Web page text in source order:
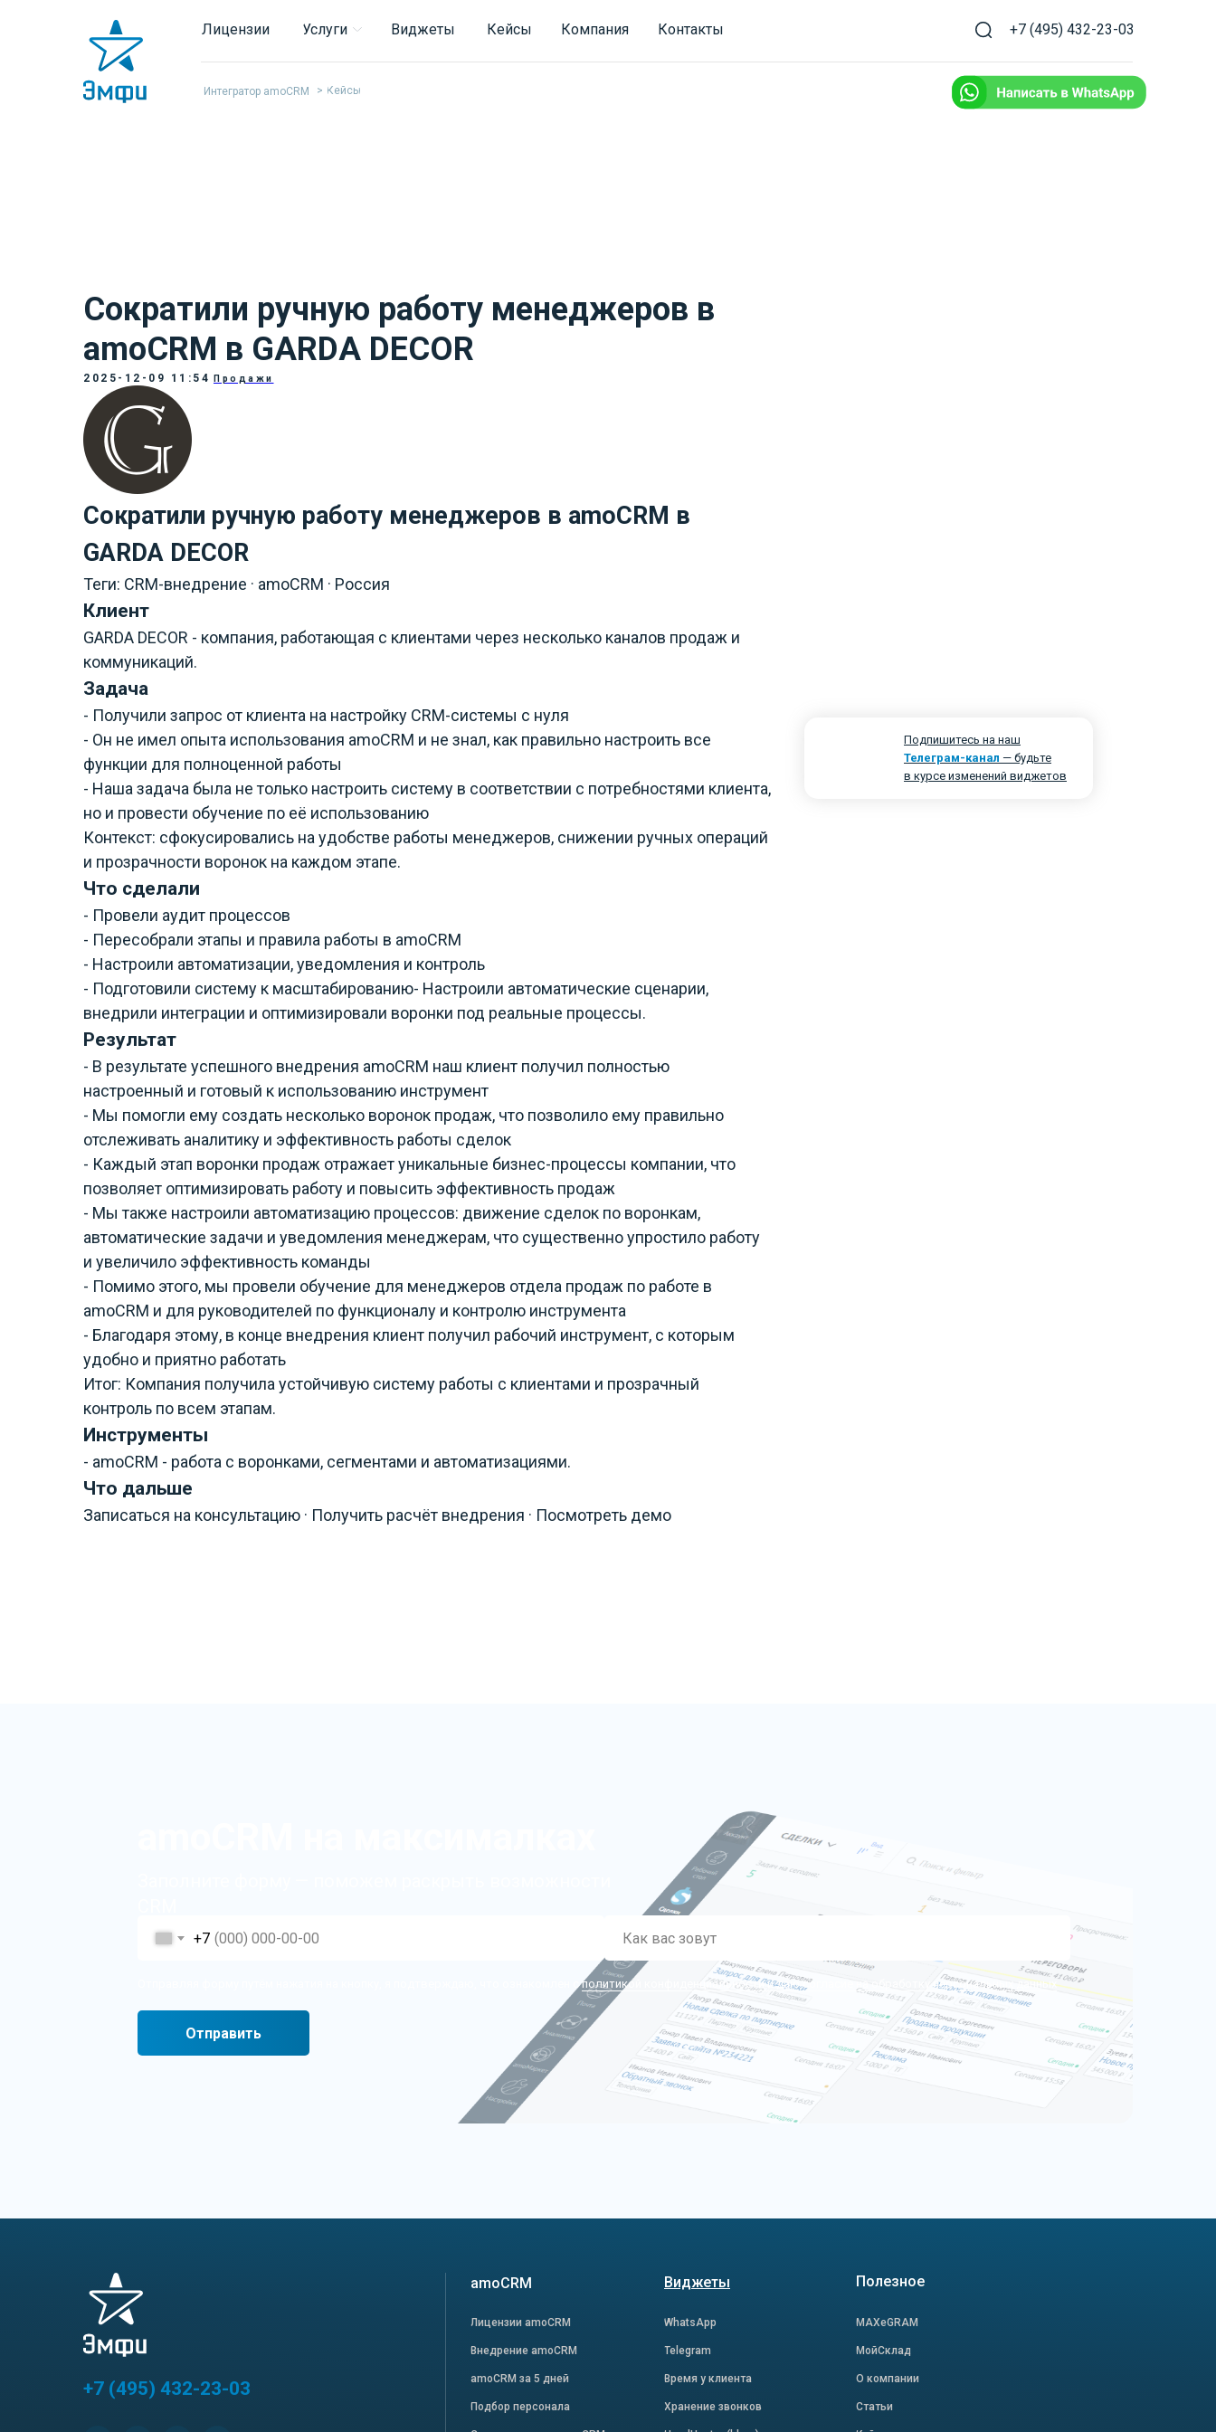
+7 (495) 432-23-03
Контакты
Компания
Кейсы
Виджеты
Услуги
Лицензии
Интегратор amoCRM > Кейсы
Подпишитесь на наш
Телеграм-канал — будьте
в курсе изменений виджетов
Сократили ручную работу менеджеров в
amoCRM в GARDA DECOR
2025-12-09 11:54 Продажи
Сократили ручную работу менеджеров в amoCRM в
GARDA DECOR
Теги: CRM-внедрение · amoCRM · Россия
Клиент
GARDA DECOR - компания, работающая с клиентами через несколько каналов продаж и
коммуникаций.
Задача
- Получили запрос от клиента на настройку CRM-системы с нуля
- Он не имел опыта использования amoCRM и не знал, как правильно настроить все
функции для полноценной работы
- Наша задача была не только настроить систему в соответствии с потребностями клиента,
но и провести обучение по её использованию
Контекст: сфокусировались на удобстве работы менеджеров, снижении ручных операций
и прозрачности воронок на каждом этапе.
Что сделали
- Провели аудит процессов
- Пересобрали этапы и правила работы в amoCRM
- Настроили автоматизации, уведомления и контроль
- Подготовили систему к масштабированию- Настроили автоматические сценарии,
внедрили интеграции и оптимизировали воронки под реальные процессы.
Результат
- В результате успешного внедрения amoCRM наш клиент получил полностью
настроенный и готовый к использованию инструмент
- Мы помогли ему создать несколько воронок продаж, что позволило ему правильно
отслеживать аналитику и эффективность работы сделок
- Каждый этап воронки продаж отражает уникальные бизнес-процессы компании, что
позволяет оптимизировать работу и повысить эффективность продаж
- Мы также настроили автоматизацию процессов: движение сделок по воронкам,
автоматические задачи и уведомления менеджерам, что существенно упростило работу
и увеличило эффективность команды
- Помимо этого, мы провели обучение для менеджеров отдела продаж по работе в
amoCRM и для руководителей по функционалу и контролю инструмента
- Благодаря этому, в конце внедрения клиент получил рабочий инструмент, с которым
удобно и приятно работать
Итог: Компания получила устойчивую систему работы с клиентами и прозрачный
контроль по всем этапам.
Инструменты
- amoCRM - работа с воронками, сегментами и автоматизациями.
Что дальше
Записаться на консультацию · Получить расчёт внедрения · Посмотреть демо
+7
Отправить
Отправляя форму путём нажатия на кнопку, я подтверждаю, что ознакомлен сполитикой конфиденциальности и даю согласие на обработку персональных данных
+7 (495) 432-23-03
amoCRM Виджеты Полезное
WhatsApp
Telegram
Время у клиента
Хранение звонков
MAXeGRAM
МойСклад
О компании
Статьи
Лицензии amoCRM
Внедрение amoCRM
amoCRM за 5 дней
Подбор персонала